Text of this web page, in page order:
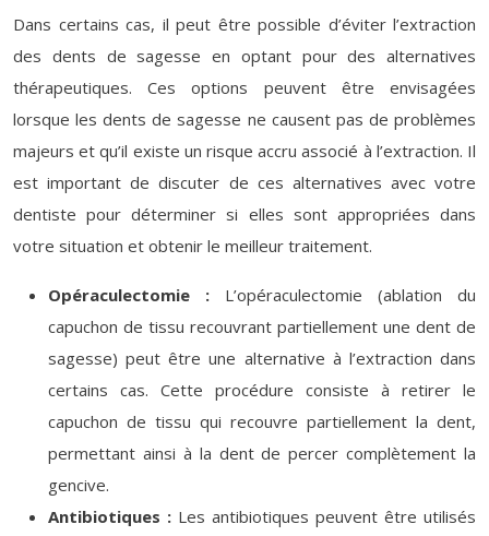
Dans certains cas, il peut être possible d’éviter l’extraction
des dents de sagesse en optant pour des alternatives
thérapeutiques. Ces options peuvent être envisagées
lorsque les dents de sagesse ne causent pas de problèmes
majeurs et qu’il existe un risque accru associé à l’extraction. Il
est important de discuter de ces alternatives avec votre
dentiste pour déterminer si elles sont appropriées dans
votre situation et obtenir le meilleur traitement.
Opéraculectomie : L’opéraculectomie (ablation du
capuchon de tissu recouvrant partiellement une dent de
sagesse) peut être une alternative à l’extraction dans
certains cas. Cette procédure consiste à retirer le
capuchon de tissu qui recouvre partiellement la dent,
permettant ainsi à la dent de percer complètement la
gencive.
Antibiotiques : Les antibiotiques peuvent être utilisés